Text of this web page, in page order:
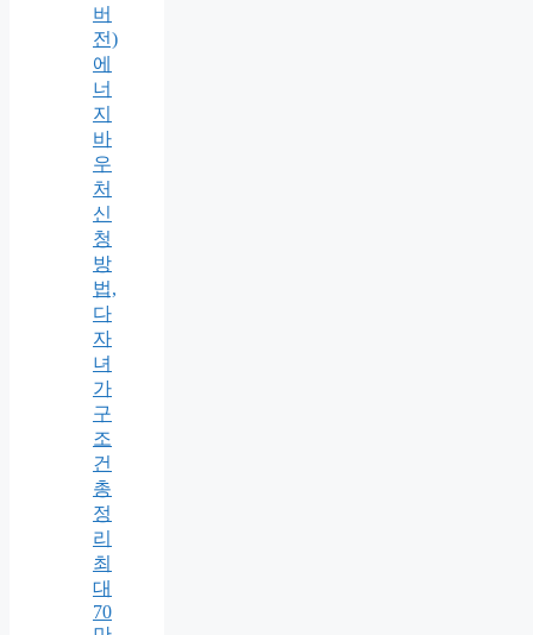
버
전)
에
너
지
바
우
처
신
청
방
법,
다
자
녀
가
구
조
건
총
정
리
최
대
70